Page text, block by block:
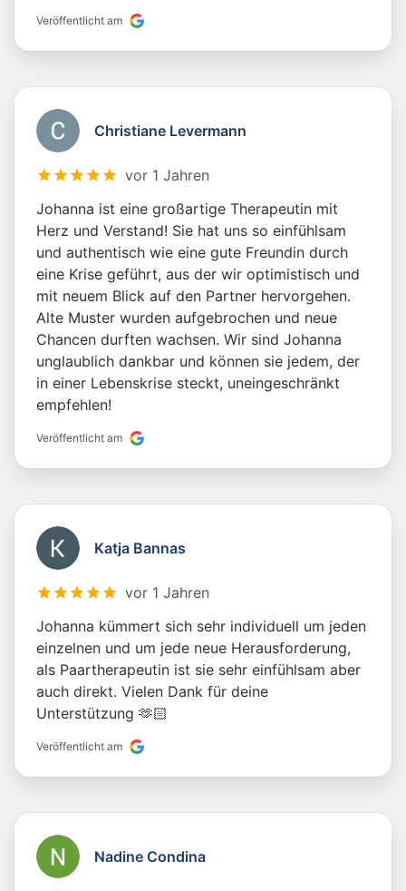
Veröffentlicht am
Christiane Levermann
vor 1 Jahren
Johanna ist eine großartige Therapeutin mit
Herz und Verstand! Sie hat uns so einfühlsam
und authentisch wie eine gute Freundin durch
eine Krise geführt, aus der wir optimistisch und
mit neuem Blick auf den Partner hervorgehen.
Alte Muster wurden aufgebrochen und neue
Chancen durften wachsen. Wir sind Johanna
unglaublich dankbar und können sie jedem, der
in einer Lebenskrise steckt, uneingeschränkt
empfehlen!
Veröffentlicht am
Katja Bannas
vor 1 Jahren
Johanna kümmert sich sehr individuell um jeden
einzelnen und um jede neue Herausforderung,
als Paartherapeutin ist sie sehr einfühlsam aber
auch direkt. Vielen Dank für deine
Unterstützung 🫶🏻
Veröffentlicht am
Nadine Condina